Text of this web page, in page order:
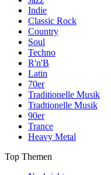
Indie
Classic Rock
Country
Soul
Techno
R'n'B
Latin
70er
Traditionelle Musik
Tradtionelle Musik
90er
Trance
Heavy Metal
Top Themen